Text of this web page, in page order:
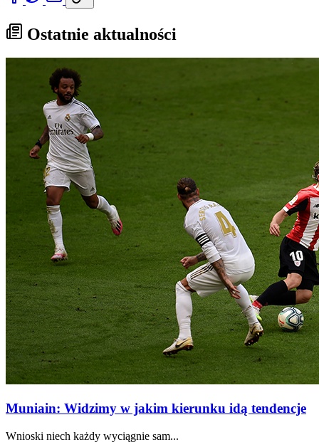
Ostatnie aktualności
Muniain: Widzimy w jakim kierunku idą tendencje
Wnioski niech każdy wyciągnie sam...